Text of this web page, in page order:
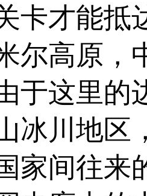
卡才能抵
尔高原，
于这里的
冰川地区
家间往来